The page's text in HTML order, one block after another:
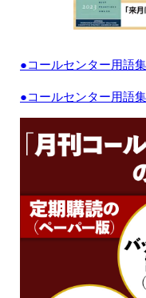
●コールセンター用語
●コールセンター用語